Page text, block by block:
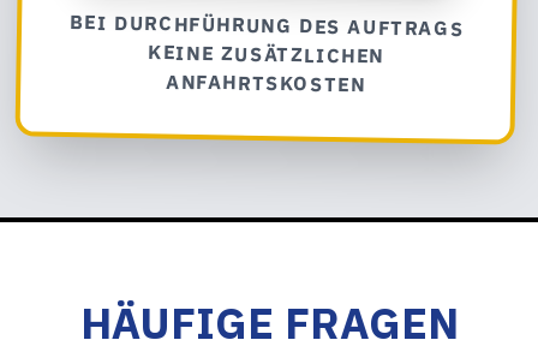
BEI DURCHFÜHRUNG DES AUFTRAGS
KEINE ZUSÄTZLICHEN
ANFAHRTSKOSTEN
HÄUFIGE FRAGEN